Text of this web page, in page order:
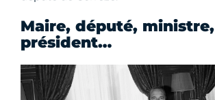
Maire, député, ministre,
président…